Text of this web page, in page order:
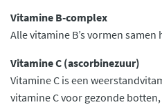
Vitamine B-complex
Alle vitamine B’s vormen
Vitamine C (ascorbinezuur)
Vitamine C is een
vitamine C voor gezonde